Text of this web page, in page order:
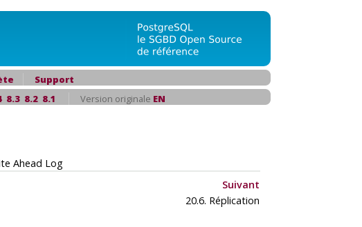
Support
8.3 8.2 8.1 Version originale EN
Ahead Log
Suivant
20.6. Réplication